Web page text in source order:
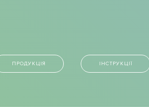
ПРОДУКЦІЯ ІНСТРУКЦІЇ